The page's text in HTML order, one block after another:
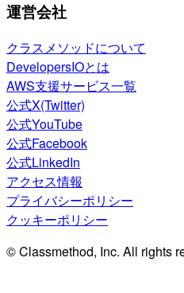
運営会社
クラスメソッドについて
DevelopersIOとは
AWS支援サービス一覧
公式X(Twitter)
公式YouTube
公式Facebook
公式LinkedIn
アクセス情報
プライバシーポリシー
クッキーポリシー
© Classmethod, Inc. All rights